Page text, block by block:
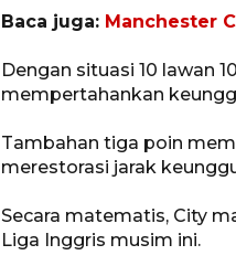
Baca juga: Manchester
Dengan situasi 10 lawan
mempertahankan
Tambahan tiga poin
merestorasi jarak
Secara matematis, City
Liga Inggris musim ini.